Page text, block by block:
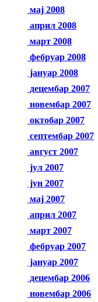
мај 2008
април 2008
март 2008
фебруар 2008
јануар 2008
децембар 2007
новембар 2007
октобар 2007
септембар 2007
август 2007
јул 2007
јун 2007
мај 2007
април 2007
март 2007
фебруар 2007
јануар 2007
децембар 2006
новембар 2006